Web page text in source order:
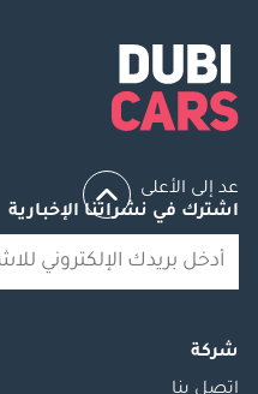
عد إلى الأعلى
اشترك في نشراتنا الإخبارية
شركة